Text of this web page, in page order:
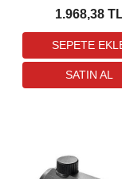
Ayağı
1.968,38